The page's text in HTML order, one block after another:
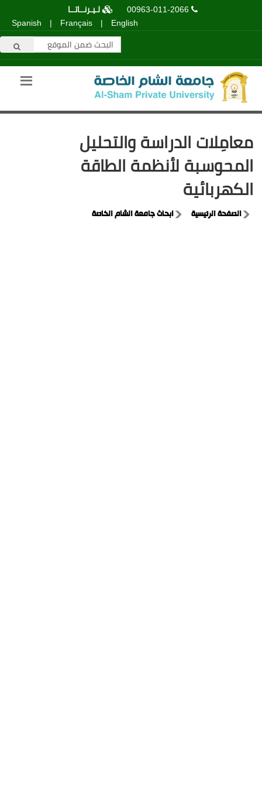
00963-011-2066
لـيـرنــاتــا
English
|
Français
|
Spanish
معامِلات الدراسة والتحليل
المحوسبة لأنظمة الطاقة
الكهربائية
الصفحة الرئيسية ابحاث جامعة الشام الخاصة